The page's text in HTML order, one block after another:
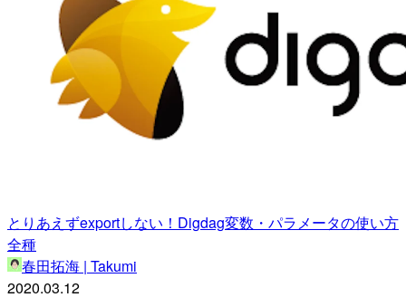
とりあえずexportしない！Digdag変数・パラメータの使い方
全種
春田拓海 | Takumi
2020.03.12